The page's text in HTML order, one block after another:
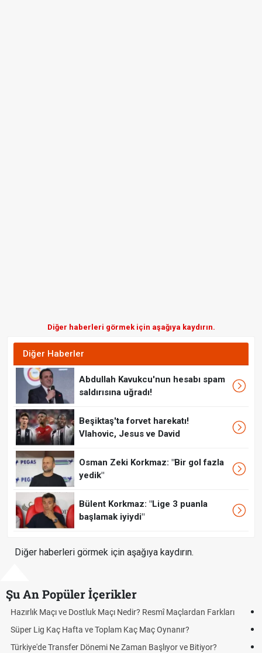
Diğer haberleri görmek için aşağıya kaydırın.
Diğer Haberler
Abdullah Kavukcu'nun hesabı spam
saldırısına uğradı!
Beşiktaş'ta forvet harekatı!
Vlahovic, Jesus ve David
Osman Zeki Korkmaz: "Bir gol fazla
yedik"
Bülent Korkmaz: "Lige 3 puanla
başlamak iyiydi"
Diğer haberleri görmek için aşağıya kaydırın.
Şu An Popüler İçerikler
Puan Durumunda AG, OM ve Diğer Kısaltmalar Ne Anlama Gelir?
Skor Ne Demek? Sporda Skor ve Sonuç Kavramları
Futbol Nasıl Oynanır? Temel Futbol Kuralları